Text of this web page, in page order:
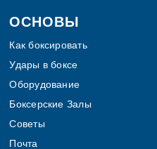
Footer
ОСНОВЫ
Как боксировать
Удары в боксе
Оборудование
Боксерские Залы
Советы
Почта